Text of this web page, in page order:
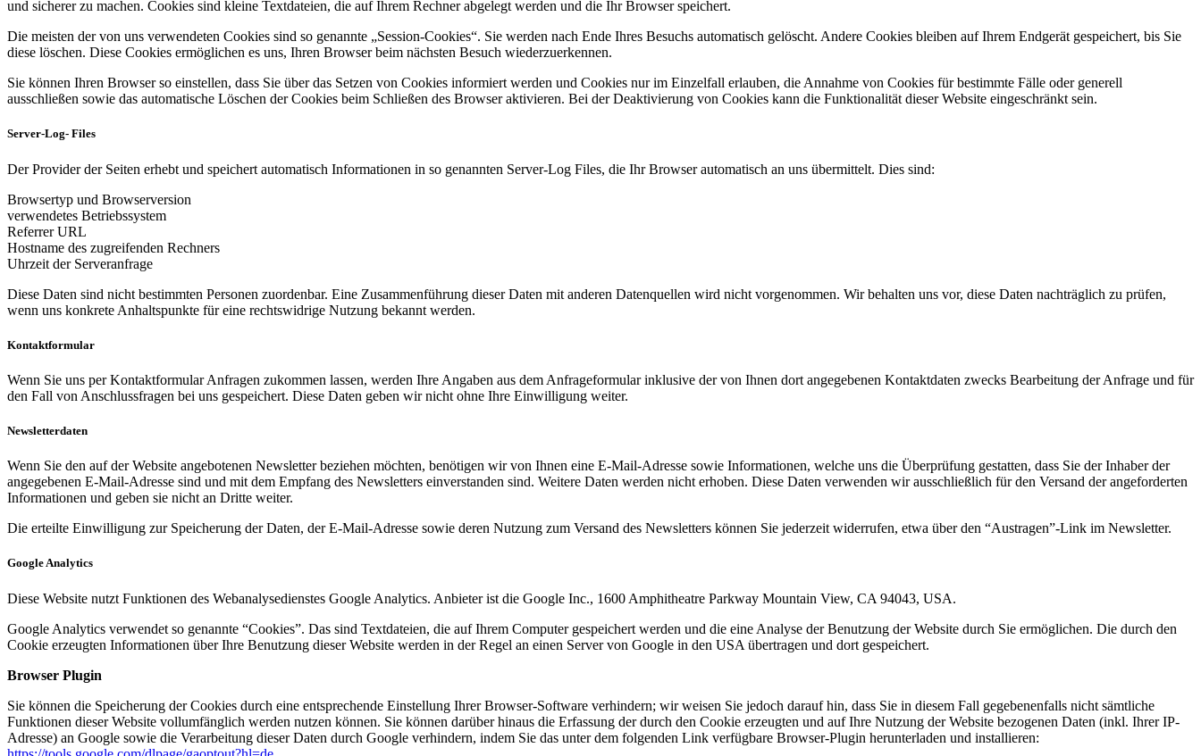
und sicherer zu machen. Cookies sind kleine Textdateien, die auf Ihrem Rechner abgelegt werden und die Ihr Browser speichert.
Die meisten der von uns verwendeten Cookies sind so genannte „Session-Cookies“. Sie werden nach Ende Ihres Besuchs automatisch gelöscht. Andere Cookies bleiben auf Ihrem Endgerät gespeichert, bis Sie
diese löschen. Diese Cookies ermöglichen es uns, Ihren Browser beim nächsten Besuch wiederzuerkennen.
Sie können Ihren Browser so einstellen, dass Sie über das Setzen von Cookies informiert werden und Cookies nur im Einzelfall erlauben, die Annahme von Cookies für bestimmte Fälle oder generell
ausschließen sowie das automatische Löschen der Cookies beim Schließen des Browser aktivieren. Bei der Deaktivierung von Cookies kann die Funktionalität dieser Website eingeschränkt sein.
Server-Log- Files
Der Provider der Seiten erhebt und speichert automatisch Informationen in so genannten Server-Log Files, die Ihr Browser automatisch an uns übermittelt. Dies sind:
Browsertyp und Browserversion
verwendetes Betriebssystem
Referrer URL
Hostname des zugreifenden Rechners
Uhrzeit der Serveranfrage
Diese Daten sind nicht bestimmten Personen zuordenbar. Eine Zusammenführung dieser Daten mit anderen Datenquellen wird nicht vorgenommen. Wir behalten uns vor, diese Daten nachträglich zu prüfen,
wenn uns konkrete Anhaltspunkte für eine rechtswidrige Nutzung bekannt werden.
Kontaktformular
Wenn Sie uns per Kontaktformular Anfragen zukommen lassen, werden Ihre Angaben aus dem Anfrageformular inklusive der von Ihnen dort angegebenen Kontaktdaten zwecks Bearbeitung der Anfrage und für
den Fall von Anschlussfragen bei uns gespeichert. Diese Daten geben wir nicht ohne Ihre Einwilligung weiter.
Newsletterdaten
Wenn Sie den auf der Website angebotenen Newsletter beziehen möchten, benötigen wir von Ihnen eine E-Mail-Adresse sowie Informationen, welche uns die Überprüfung gestatten, dass Sie der Inhaber der
angegebenen E-Mail-Adresse sind und mit dem Empfang des Newsletters einverstanden sind. Weitere Daten werden nicht erhoben. Diese Daten verwenden wir ausschließlich für den Versand der angeforderten
Informationen und geben sie nicht an Dritte weiter.
Die erteilte Einwilligung zur Speicherung der Daten, der E-Mail-Adresse sowie deren Nutzung zum Versand des Newsletters können Sie jederzeit widerrufen, etwa über den “Austragen”-Link im Newsletter.
Google Analytics
Diese Website nutzt Funktionen des Webanalysedienstes Google Analytics. Anbieter ist die Google Inc., 1600 Amphitheatre Parkway Mountain View, CA 94043, USA.
Google Analytics verwendet so genannte “Cookies”. Das sind Textdateien, die auf Ihrem Computer gespeichert werden und die eine Analyse der Benutzung der Website durch Sie ermöglichen. Die durch den
Cookie erzeugten Informationen über Ihre Benutzung dieser Website werden in der Regel an einen Server von Google in den USA übertragen und dort gespeichert.
Browser Plugin
Sie können die Speicherung der Cookies durch eine entsprechende Einstellung Ihrer Browser-Software verhindern; wir weisen Sie jedoch darauf hin, dass Sie in diesem Fall gegebenenfalls nicht sämtliche
Funktionen dieser Website vollumfänglich werden nutzen können. Sie können darüber hinaus die Erfassung der durch den Cookie erzeugten und auf Ihre Nutzung der Website bezogenen Daten (inkl. Ihrer IP-
Adresse) an Google sowie die Verarbeitung dieser Daten durch Google verhindern, indem Sie das unter dem folgenden Link verfügbare Browser-Plugin herunterladen und installieren: